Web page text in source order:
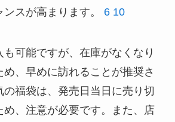
スが高まります。 6 10
も可能ですが、在庫がなくなり
、早めに訪れることが推奨さ
福袋は、発売日当日に売り切
め、注意が必要です。また、店